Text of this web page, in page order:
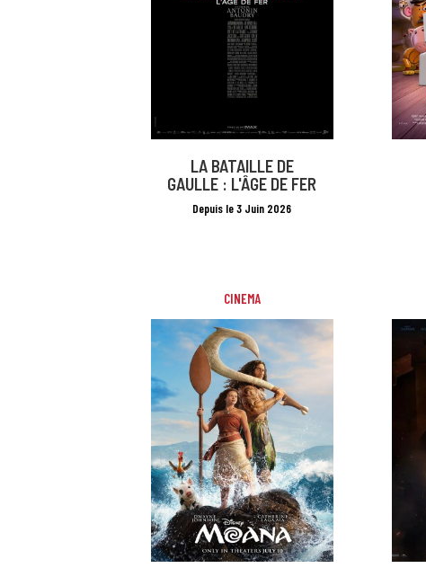
LA BATAILLE DE
GAULLE : L'ÂGE DE FER
Depuis le 3 Juin 2026
CINEMA